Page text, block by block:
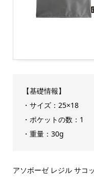
【基礎情報】
・サイズ：25×18
・ポケットの数：1
・重量：30g
アソボーゼ レジル サコ